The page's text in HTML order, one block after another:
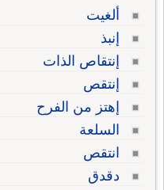
ألغيت
إنبذ
إنتقاص الذات
إنتقص
إهتز من الفرح
السلعة
انتقص
دقدق